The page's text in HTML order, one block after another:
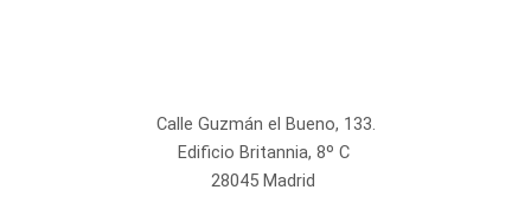
Calle Guzmán el Bueno, 133.
Edificio Britannia, 8º C
28045 Madrid